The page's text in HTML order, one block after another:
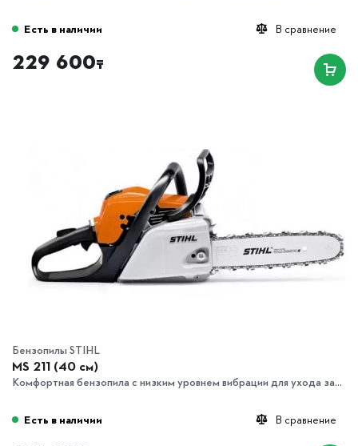
В сравнение
Есть в наличии
229 600₸
Бензопилы STIHL
MS 211 (40 см)
Комфортная бензопила с низким уровнем вибрации для ухода за...
В сравнение
Есть в наличии